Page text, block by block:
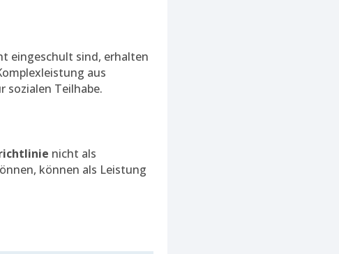
eingeschult sind, erhalten
aus
sozialen Teilhabe.
nicht als
können als Leistung